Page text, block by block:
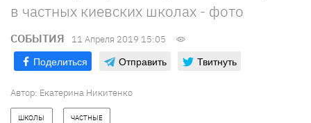
в частных киевских школах - фото
СОБЫТИЯ 11 Апреля 2019 15:05
Поделиться Отправить Твитнуть
Автор: Екатерина Никитенко
ШКОЛЫ ЧАСТНЫЕ